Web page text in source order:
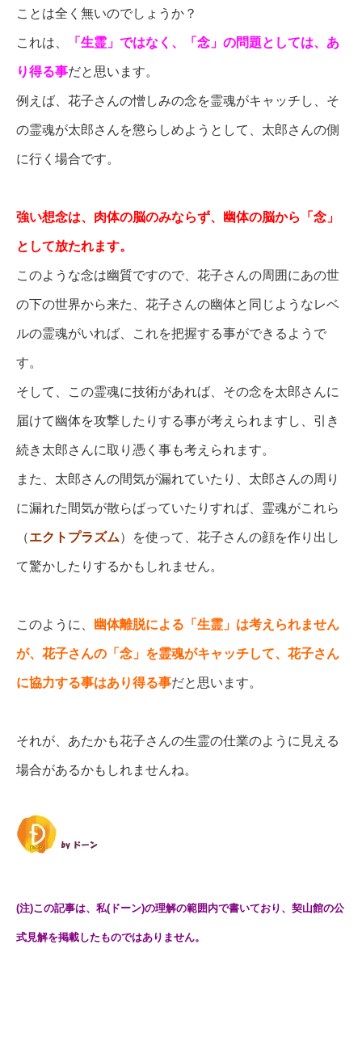
ことは全く無いのでしょうか？
これは、 「生霊」ではなく、「念」の問題としては、あ
り得る事だと思います。
例えば、花子さんの憎しみの念を霊魂がキャッチし、そ
の霊魂が太郎さんを懲らしめようとして、太郎さんの側
に行く場合です。
強い想念は、肉体の脳のみならず、幽体の脳から「念」
として放たれます。
このような念は幽質ですので、花子さんの周囲にあの世
の下の世界から来た、花子さんの幽体と同じようなレベ
ルの霊魂がいれば、これを把握する事ができるようで
す。
そして、この霊魂に技術があれば、その念を太郎さんに
届けて幽体を攻撃したりする事が考えられますし、 引き
続き太郎さんに取り憑く事も考えられます。
また、太郎さんの間気が漏れていたり、太郎さんの周り
に漏れた間気が散らばっていたりすれば、霊魂がこれら
（エクトプラズム）を使って、花子さんの顔を作り出し
て驚かしたりするかもしれません。
このように、 幽体離脱による「生霊」は考えられません
が、花子さんの「念」を霊魂がキャッチして、花子さん
に協力する事はあり得る事だと思います。
それが、あたかも花子さんの生霊の仕業のように見える
場合があるかもしれませんね。
(注)この記事は、私(ドーン)の理解の範囲内で書いており、契山館の公
式見解を掲載したものではありません。